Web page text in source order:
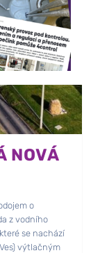
NOVÁ
o
z vodního
se nachází
výtlačným